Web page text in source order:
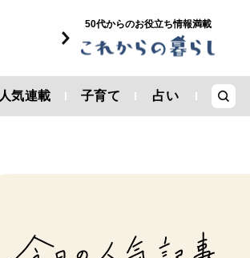
50代からのお役立ち情報満載
人気連載 子育て 占い